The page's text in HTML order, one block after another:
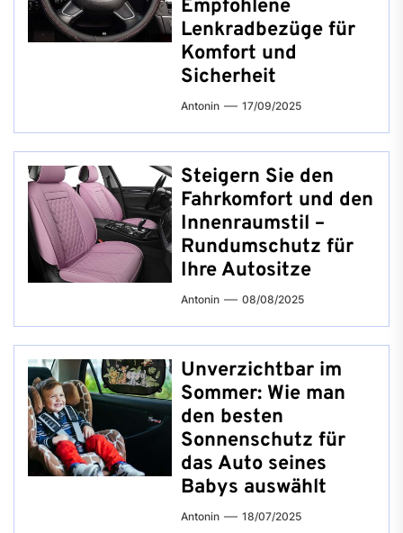
Empfohlene
Lenkradbezüge für
Komfort und
Sicherheit
Antonin 17/09/2025
Steigern Sie den
Fahrkomfort und den
Innenraumstil –
Rundumschutz für
Ihre Autositze
Antonin 08/08/2025
Unverzichtbar im
Sommer: Wie man
den besten
Sonnenschutz für
das Auto seines
Babys auswählt
Antonin 18/07/2025